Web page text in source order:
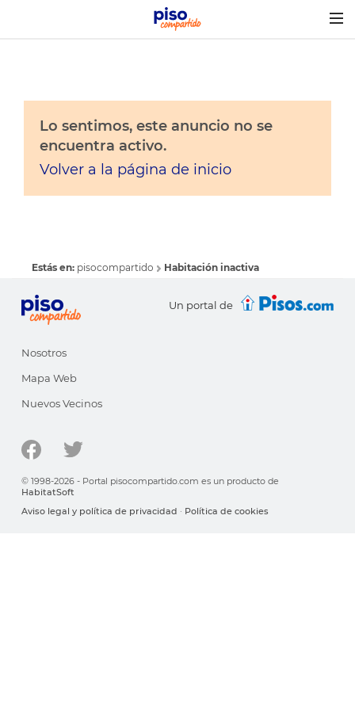
Lo sentimos, este anuncio no se
encuentra activo.
Volver a la página de inicio
Estás en: pisocompartido Habitación inactiva
Un portal de
Nosotros
Mapa Web
Nuevos Vecinos
© 1998-2026 - Portal pisocompartido.com es un producto de
HabitatSoft
Aviso legal y política de privacidad · Política de cookies